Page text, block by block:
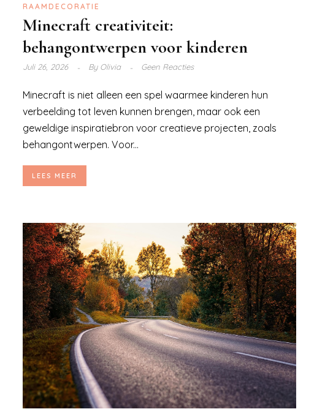
RAAMDECORATIE
Minecraft creativiteit:
behangontwerpen voor kinderen
Juli 26, 2026 ByOlivia Geen Reacties
Minecraft is niet alleen een spel waarmee kinderen hun
verbeelding tot leven kunnen brengen, maar ook een
geweldige inspiratiebron voor creatieve projecten, zoals
behangontwerpen. Voor...
LEES MEER